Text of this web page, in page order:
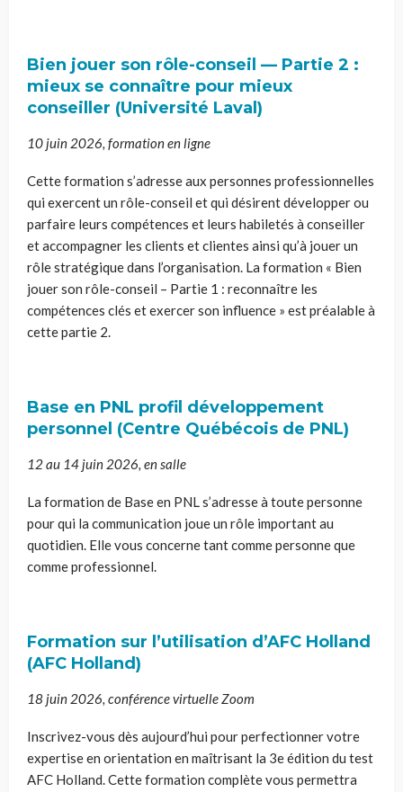
Bien jouer son rôle-conseil — Partie 2 :
mieux se connaître pour mieux
conseiller (Université Laval)
10 juin 2026, formation en ligne
Cette formation s’adresse aux personnes professionnelles
qui exercent un rôle-conseil et qui désirent développer ou
parfaire leurs compétences et leurs habiletés à conseiller
et accompagner les clients et clientes ainsi qu’à jouer un
rôle stratégique dans l’organisation. La formation « Bien
jouer son rôle-conseil – Partie 1 : reconnaître les
compétences clés et exercer son influence » est préalable à
cette partie 2.
Base en PNL profil développement
personnel (Centre Québécois de PNL)
12 au 14 juin 2026, en salle
La formation de Base en PNL s’adresse à toute personne
pour qui la communication joue un rôle important au
quotidien. Elle vous concerne tant comme personne que
comme professionnel.
Formation sur l’utilisation d’AFC Holland
(AFC Holland)
18 juin 2026, conférence virtuelle Zoom
Inscrivez-vous dès aujourd’hui pour perfectionner votre
expertise en orientation en maîtrisant la 3e édition du test
AFC Holland. Cette formation complète vous permettra